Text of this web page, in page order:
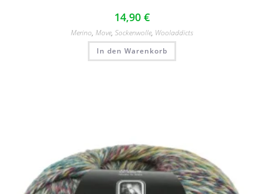
14,90 €
Merino, Move, Sockenwolle, Wooladdicts
In den Warenkorb